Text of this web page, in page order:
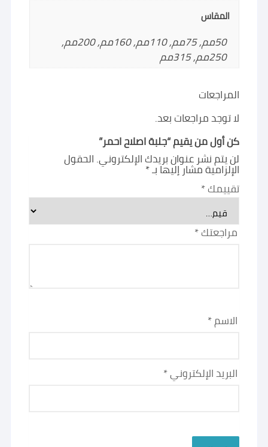
المقاس
50مم, 75مم, 110مم, 160مم, 200مم,
250مم, 315مم
المراجعات
لا توجد مراجعات بعد.
كن أول من يقيم “جلبة اصلاح احمر”
لن يتم نشر عنوان بريدك الإلكتروني.الحقول
الإلزامية مشار إليها بـ*
تقييمك*
مراجعتك*
الاسم*
البريد الإلكتروني*